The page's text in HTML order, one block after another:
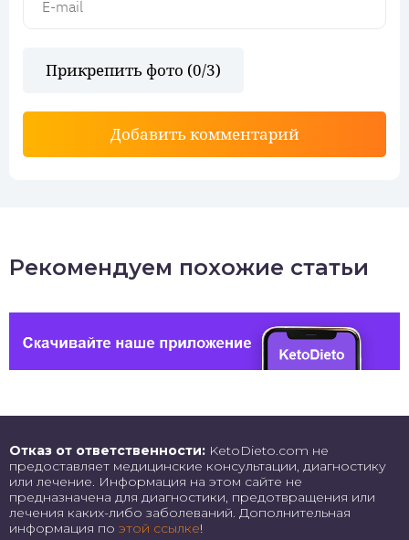
Прикрепить фото (0/3)
Добавить комментарий
Рекомендуем похожие статьи
Отказ от ответственности: KetoDieto.com не
предоставляет медицинские консультации, диагностику
или лечение. Информация на этом сайте не
предназначена для диагностики, предотвращения или
лечения каких-либо заболеваний. Дополнительная
информация по этой ссылке!